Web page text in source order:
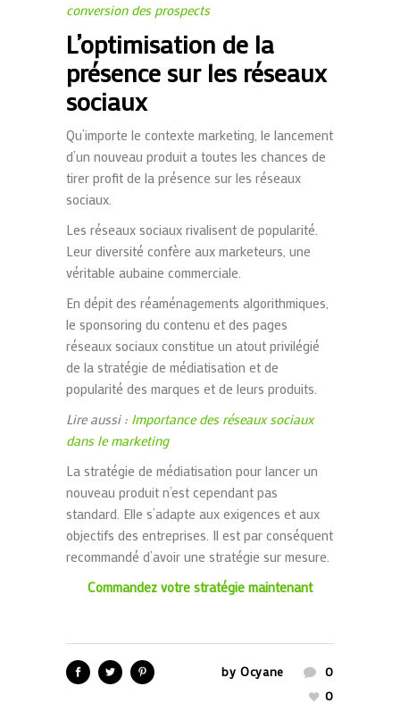
conversion des prospects
L’optimisation de la
présence sur les réseaux
sociaux
Qu’importe le contexte marketing, le lancement
d’un nouveau produit a toutes les chances de
tirer profit de la présence sur les réseaux
sociaux.
Les réseaux sociaux rivalisent de popularité.
Leur diversité confère aux marketeurs, une
véritable aubaine commerciale.
En dépit des réaménagements algorithmiques,
le sponsoring du contenu et des pages
réseaux sociaux constitue un atout privilégié
de la stratégie de médiatisation et de
popularité des marques et de leurs produits.
Lire aussi : Importance des réseaux sociaux
dans le marketing
La stratégie de médiatisation pour lancer un
nouveau produit n’est cependant pas
standard. Elle s’adapte aux exigences et aux
objectifs des entreprises. Il est par conséquent
recommandé d’avoir une stratégie sur mesure.
Commandez votre stratégie maintenant
by Ocyane
0
0